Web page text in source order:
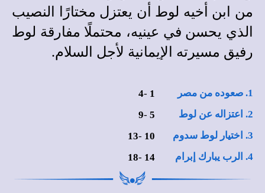
من ابن أخيه لوط أن يعتزل مختارًا النصيب
الذي يحسن في عينيه، محتملًا مفارقة لوط
رفيق مسيرته الإيمانية لأجل السلام.
1. صعوده من مصر 1
-
4
2. اعتزاله عن لوط
5
-
9
3. اختيار لوط سدوم
10
-
13
4. الرب يبارك إبرام
14
-
18